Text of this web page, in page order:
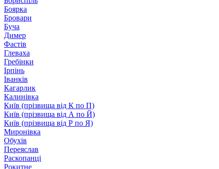
Боярка
Бровари
Буча
Димер
Фастів
Глеваха
Гребінки
Ірпінь
Іванків
Кагарлик
Калинівка
Київ (прізвища від К по П)
Київ (прізвища від А по Й)
Київ (прізвища від Р по Я)
Миронівка
Обухів
Переяслав
Раскопанці
Рокитне